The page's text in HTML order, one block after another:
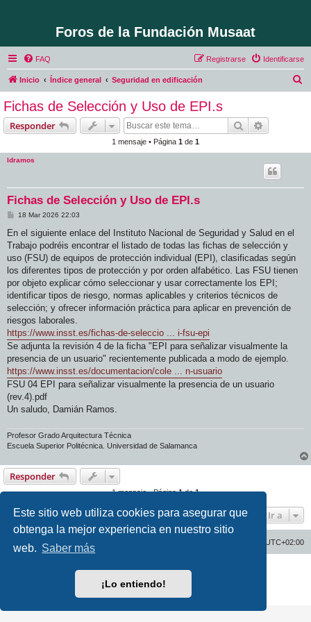
Este sitio web utiliza cookies para asegurar que
obtenga la mejor experiencia en nuestro sitio
web. Saber más
¡Lo entiendo!
Foros de la Fundación Musaat
FAQ Identificarse
Registrarse
Inicio Índice general Seguridad en edificación
Fichas de Selección y Uso de EPI.s
Responder Buscar
1 mensaje • Página 1 de 1
ldramos
Fichas de Selección y Uso de EPI.s
M
n
a
j
18 Mar 2026 22:03
En el siguiente enlace del Instituto Nacional de Seguridad y Salud en el
Trabajo podréis encontrar el listado de todas las fichas de selección y
uso (FSU) de equipos de protección individual (EPI), clasificadas según
los diferentes tipos de protección y por orden alfabético. Las FSU tienen
por objeto explicar cómo seleccionar y usar correctamente los EPI;
identificar tipos de riesgo, normas aplicables y criterios técnicos de
selección; y ofrecer información práctica para aplicar en prevención de
riesgos laborales.
https://www.insst.es/fichas-de-seleccio ... i-fsu-epi
Se adjunta la revisión 4 de la ficha "EPI para señalizar visualmente la
presencia de un usuario" recientemente publicada a modo de ejemplo.
https://www.insst.es/documentacion/cole ... n-usuario
FSU 04 EPI para señalizar visualmente la presencia de un usuario
(rev.4).pdf
Un saludo, Damián Ramos.
Profesor Grado Arquitectura Técnica
Escuela Superior Politécnica. Universidad de Salamanca
Responder
1 mensaje • Página1de1
Ir a
Inicio Índice general UTC+02:00
Traducción al español por